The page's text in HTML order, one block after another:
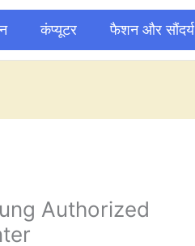
कंप्यूटर फैशन और सौंदर्य
Authorized